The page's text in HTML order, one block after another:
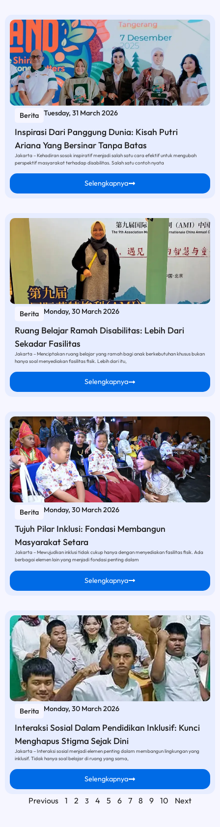
Berita Tuesday, 31 March 2026
Inspirasi Dari Panggung Dunia: Kisah Putri
Ariana Yang Bersinar Tanpa Batas
Jakarta – Kehadiran sosok inspiratif menjadi salah satu cara efektif untuk mengubah
perspektif masyarakat terhadap disabilitas. Salah satu contoh nyata
Selengkapnya
Berita Monday, 30 March 2026
Ruang Belajar Ramah Disabilitas: Lebih Dari
Sekadar Fasilitas
Jakarta – Menciptakan ruang belajar yang ramah bagi anak berkebutuhan khusus bukan
hanya soal menyediakan fasilitas fisik. Lebih dari itu,
Selengkapnya
Berita Monday, 30 March 2026
Tujuh Pilar Inklusi: Fondasi Membangun
Masyarakat Setara
Jakarta – Mewujudkan inklusi tidak cukup hanya dengan menyediakan fasilitas fisik. Ada
berbagai elemen lain yang menjadi fondasi penting dalam
Selengkapnya
Berita Monday, 30 March 2026
Interaksi Sosial Dalam Pendidikan Inklusif: Kunci
Menghapus Stigma Sejak Dini
Jakarta – Interaksi sosial menjadi elemen penting dalam membangun lingkungan yang
inklusif. Tidak hanya soal belajar di ruang yang sama,
Selengkapnya
Previous 1 2 3 4 5 6 7 8 9 10 Next